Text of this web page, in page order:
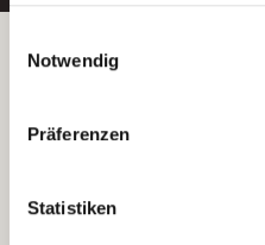
Wenn Sie auf „Cookies
Sie der Speicherung
Ihre Einwilligung
indem Sie die Cookie-
unserer
Notwendig
Präferenzen
Statistiken
Betreiber der Webseite
Kantstraße 45a
(Ein Tochterunternehmen des
e.V.)